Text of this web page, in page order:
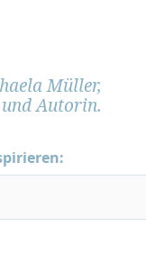
Müller,
Autorin.